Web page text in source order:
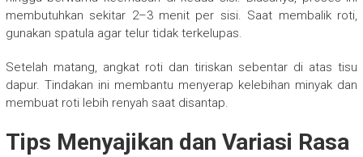
membutuhkan sekitar 2–3 menit per sisi. Saat membalik roti,
gunakan spatula agar telur tidak terkelupas.
Setelah matang, angkat roti dan tiriskan sebentar di atas tisu
dapur. Tindakan ini membantu menyerap kelebihan minyak dan
membuat roti lebih renyah saat disantap.
Tips Menyajikan dan Variasi Rasa